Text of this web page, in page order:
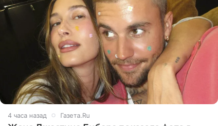
4 часа назад Газета.Ru